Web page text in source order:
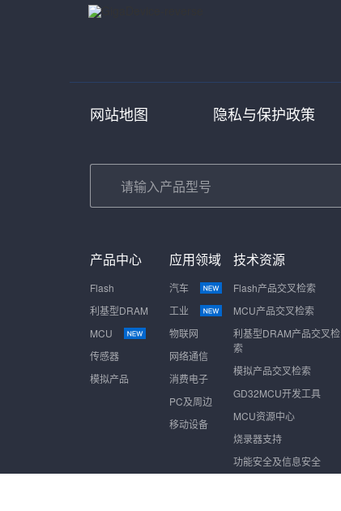
网站地图 隐私与保护政策
产品中心
Flash
利基型DRAM
MCU
传感器
模拟产品
应用领域
汽车
工业
物联网
网络通信
消费电子
PC及周边
移动设备
技术资源
Flash产品交叉检索
MCU产品交叉检索
利基型DRAM产品交叉检
索
模拟产品交叉检索
GD32MCU开发工具
MCU资源中心
烧录器支持
功能安全及信息安全